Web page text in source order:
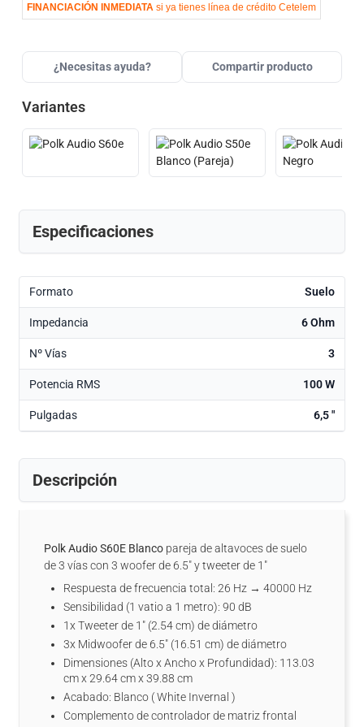
FINANCIACIÓN INMEDIATA si ya tienes línea de crédito Cetelem
¿Necesitas ayuda? Compartir producto
Variantes
Especificaciones
Formato Suelo
Impedancia 6 Ohm
Nº Vías 3
Potencia RMS 100 W
Pulgadas 6,5 "
Descripción
Polk Audio S60E Blanco pareja de altavoces de suelo
de 3 vías con 3 woofer de 6.5" y tweeter de 1"
Respuesta de frecuencia total: 26 Hz → 40000 Hz
Sensibilidad (1 vatio a 1 metro): 90 dB
1x Tweeter de 1" (2.54 cm) de diámetro
3x Midwoofer de 6.5" (16.51 cm) de diámetro
Dimensiones (Alto x Ancho x Profundidad): 113.03
cm x 29.64 cm x 39.88 cm
Acabado: Blanco ( White Invernal )
Complemento de controlador de matriz frontal